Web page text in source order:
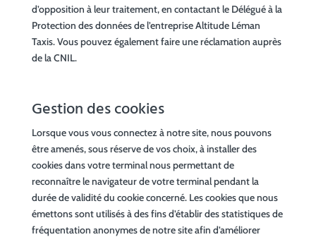
d’opposition à leur traitement, en contactant le Délégué à la
Protection des données de l’entreprise Altitude Léman
Taxis. Vous pouvez également faire une réclamation auprès
de la CNIL.
Gestion des cookies
Lorsque vous vous connectez à notre site, nous pouvons
être amenés, sous réserve de vos choix, à installer des
cookies dans votre terminal nous permettant de
reconnaître le navigateur de votre terminal pendant la
durée de validité du cookie concerné. Les cookies que nous
émettons sont utilisés à des fins d’établir des statistiques de
fréquentation anonymes de notre site afin d’améliorer